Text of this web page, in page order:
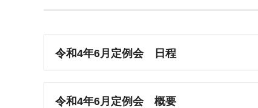
令和4年6月定例会 日程
令和4年6月定例会 概要